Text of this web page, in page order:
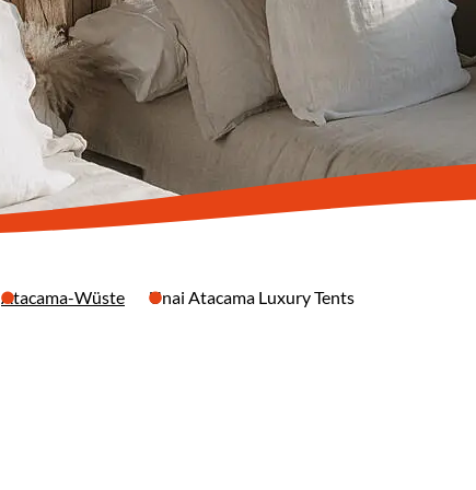
Atacama-Wüste Unai Atacama Luxury Tents